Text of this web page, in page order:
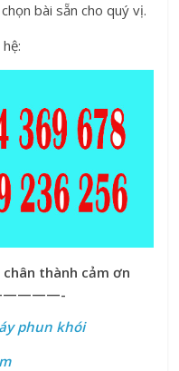
bài sẵn cho quý vị.
thành cảm ơn
phun khói